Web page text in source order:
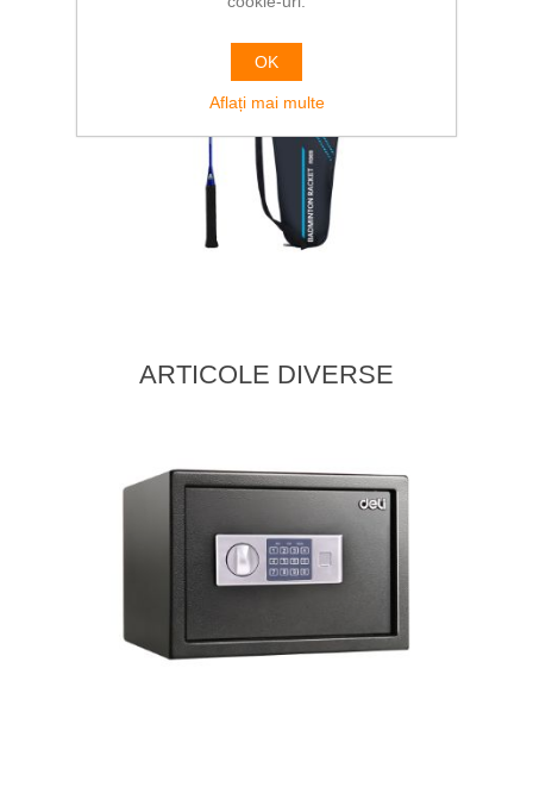
ARTICOLE DIVERSE
OK
Aflați mai multe